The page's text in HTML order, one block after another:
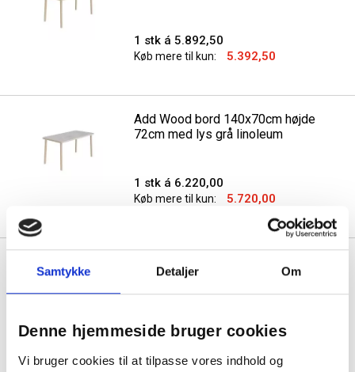
Samtykke Detaljer Om
Denne hjemmeside bruger cookies
Vi bruger cookies til at tilpasse vores indhold og
1 stk á 5.892,50
Køb mere til kun: 5.392,50
Add Wood bord 140x70cm højde
72cm med lys grå linoleum
1 stk á 6.220,00
Køb mere til kun: 5.720,00
72cm med hvidpigmenteret eg
1 stk á 5.922,50
Køb mere til kun: 5.422,50